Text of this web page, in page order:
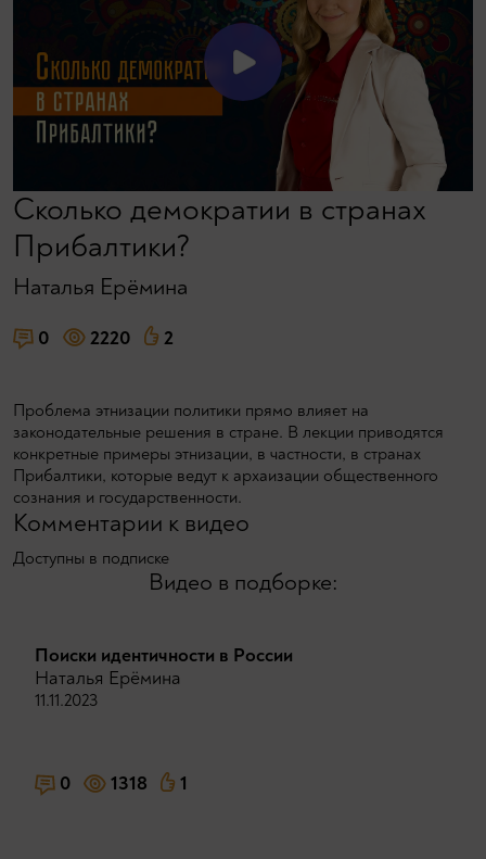
Сколько демократии в странах
Прибалтики?
Наталья Ерёмина
0 2220 2
Проблема этнизации политики прямо влияет на
законодательные решения в стране. В лекции приводятся
конкретные примеры этнизации, в частности, в странах
Прибалтики, которые ведут к архаизации общественного
сознания и государственности.
Комментарии к видео
Доступны в подписке
Видео в подборке:
Поиски идентичности в России
Наталья Ерёмина
11.11.2023
0 1318 1